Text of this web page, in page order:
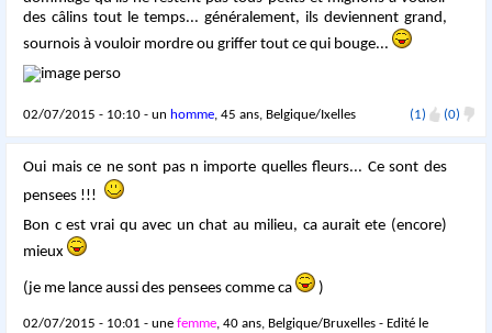
des câlins tout le temps... généralement, ils deviennent grand,
sournois à vouloir mordre ou griffer tout ce qui bouge...
02/07/2015 - 10:10 - un homme, 45 ans, Belgique/Ixelles (1) (0)
Oui mais ce ne sont pas n importe quelles fleurs... Ce sont des
pensees !!!
Bon c est vrai qu avec un chat au milieu, ca aurait ete (encore)
mieux
(je me lance aussi des pensees comme ca )
02/07/2015 - 10:01 - unefemme, 40 ans, Belgique/Bruxelles - Edité le